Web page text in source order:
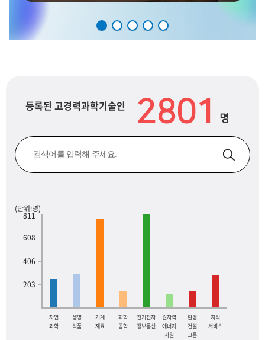
d
e
n
g
r
f
등록된 고경력과학기술인 2801 명
(단위:명)
203
406
608
811
자연
과학
생명
식품
기계
재료
화학
공학
전기전자
정보통신
원자력
에너지
자원
환경
건설
교통
지식
서비스